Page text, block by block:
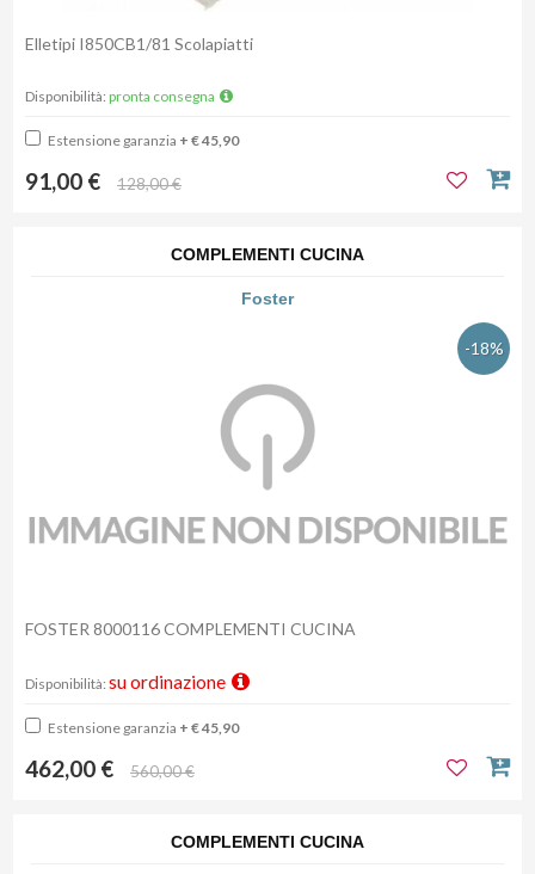
Elletipi I850CB1/81 Scolapiatti
Disponibilità: pronta consegna
Estensione garanzia + € 45,90
91,00 € 128,00 €
COMPLEMENTI CUCINA
Foster
-18%
FOSTER 8000116 COMPLEMENTI CUCINA
Disponibilità: su ordinazione
Estensione garanzia + € 45,90
462,00 € 560,00 €
COMPLEMENTI CUCINA